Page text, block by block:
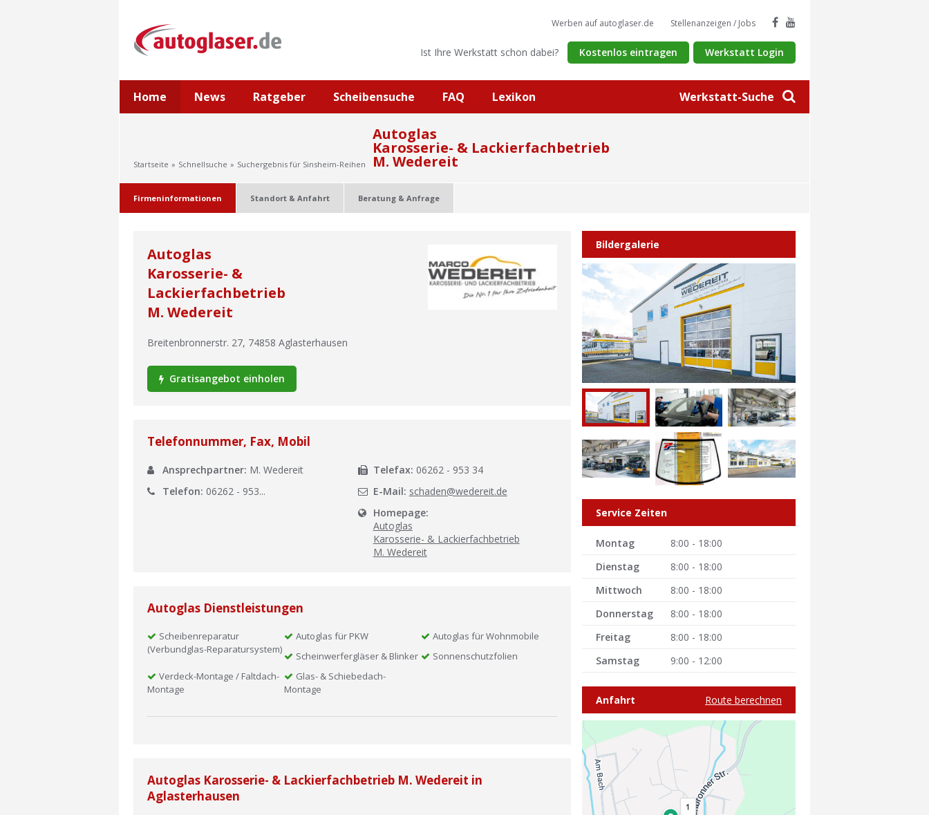
Werkstatt-Suche
Werben auf autoglaser.de Stellenanzeigen / Jobs
Ist Ihre Werkstatt schon dabei? Kostenlos eintragen Werkstatt Login
Home News Ratgeber Scheibensuche FAQ Lexikon
Startseite Schnellsuche Suchergebnis für Sinsheim-Reihen
Autoglas
Karosserie- & Lackierfachbetrieb
M. Wedereit
Firmeninformationen Standort & Anfahrt Beratung & Anfrage
Autoglas
Karosserie- &
Lackierfachbetrieb
M. Wedereit
Breitenbronnerstr. 27, 74858 Aglasterhausen
Gratisangebot einholen
Telefonnummer, Fax, Mobil
Ansprechpartner: M. Wedereit
Telefon: 06262 - 953...
Telefax: 06262 - 953 34
E-Mail: schaden@wedereit.de
Homepage:
Autoglas
Karosserie- & Lackierfachbetrieb
M. Wedereit
Autoglas Dienstleistungen
Scheibenreparatur
(Verbundglas-Reparatursystem)
Autoglas für PKW
Autoglas für Wohnmobile
Scheinwerfergläser & Blinker
Sonnenschutzfolien
Verdeck-Montage / Faltdach-
Montage
Glas- & Schiebedach-
Montage
Autoglas Karosserie- & Lackierfachbetrieb M. Wedereit in
Aglasterhausen
Bildergalerie
Service Zeiten
Montag
8:00 - 18:00
Dienstag
8:00 - 18:00
Mittwoch
8:00 - 18:00
Donnerstag
8:00 - 18:00
Freitag
8:00 - 18:00
Samstag
9:00 - 12:00
Anfahrt Route berechnen